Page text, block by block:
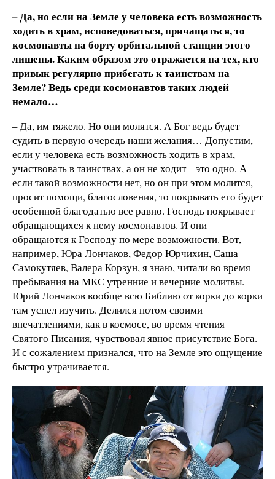
– Да, но если на Земле у человека есть возможность
ходить в храм, исповедоваться, причащаться, то
космонавты на борту орбитальной станции этого
лишены. Каким образом это отражается на тех, кто
привык регулярно прибегать к таинствам на
Земле? Ведь среди космонавтов таких людей
немало…
– Да, им тяжело. Но они молятся. А Бог ведь будет
судить в первую очередь наши желания… Допустим,
если у человека есть возможность ходить в храм,
участвовать в таинствах, а он не ходит – это одно. А
если такой возможности нет, но он при этом молится,
просит помощи, благословения, то покрывать его будет
особенной благодатью все равно. Господь покрывает
обращающихся к нему космонавтов. И они
обращаются к Господу по мере возможности. Вот,
например, Юра Лончаков, Федор Юрчихин, Саша
Самокутяев, Валера Корзун, я знаю, читали во время
пребывания на МКС утренние и вечерние молитвы.
Юрий Лончаков вообще всю Библию от корки до корки
там успел изучить. Делился потом своими
впечатлениями, как в космосе, во время чтения
Святого Писания, чувствовал явное присутствие Бога.
И с сожалением признался, что на Земле это ощущение
быстро утрачивается.